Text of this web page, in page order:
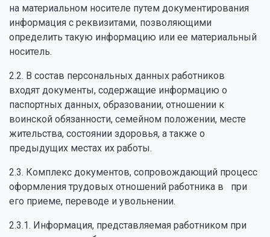
на материальном носителе путем документирования
информация с реквизитами, позволяющими
определить такую информацию или ее материальный
носитель.
2.2. В состав персональных данных работников
входят документы, содержащие информацию о
паспортных данных, образовании, отношении к
воинской обязанности, семейном положении, месте
жительства, состоянии здоровья, а также о
предыдущих местах их работы.
2.3. Комплекс документов, сопровождающий процесс
оформления трудовых отношений работника в при
его приеме, переводе и увольнении.
2.3.1. Информация, представляемая работником при